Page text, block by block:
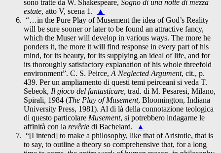
sono tratte da W. Shakespeare, Sogno di una notte di mezza
estate, atto V, scena 1.
▲
“…in the Pure Play of Musement the idea of God’s Reality
will be sure sooner or later to be found an attractive fancy,
which the Muser will develop in various ways. The more he
ponders it, the more it will find response in every part of his
mind, for its beauty, for its supplying an ideal of life, and for
its thoroughly satisfactory explanation of his whole threefold
environment”. C. S. Peirce, A Neglected Argument, cit., p.
439. Per un ampliamento di questi temi peirceani si veda T.
Sebeok, Il gioco del fantasticare, trad. di M. Pesaresi, Milano,
Spirali, 1984 (The Play of Musement, Bloomington, Indiana
University Press, 1981). Al di là della connotazione teologica
di questo particolare Musement, si potrebbero indagarne le
affinità con la revêrie di Bachelard.
▲
“[I intend] to make a philosophy, like that of Aristotle, that is
to say, to outline a theory so comprehensive that, for a long